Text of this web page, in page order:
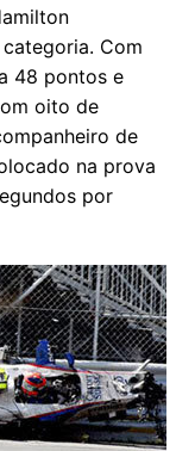
Com
48 pontos e
oito de
de
na prova
por